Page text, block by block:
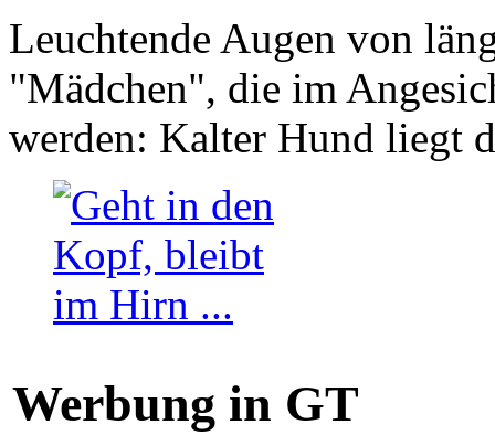
Leuchtende Augen von
"Mädchen", die im
werden: Kalter Hund liegt
Werbung in GT